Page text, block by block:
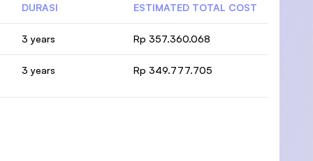
DURASI ESTIMATED TOTAL COST
3 years Rp 357.360.068
3 years Rp 349.777.705